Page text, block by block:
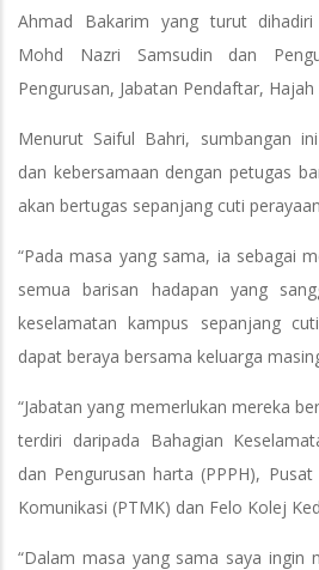
Ahmad Bakarim yang turut dihadiri
Mohd Nazri Samsudin dan
Pengurusan, Jabatan Pendaftar,
Menurut Saiful Bahri, sumbangan
dan kebersamaan dengan petugas
akan bertugas sepanjang cuti
“Pada masa yang sama, ia sebagai
semua barisan hadapan yang
keselamatan kampus sepanjang
dapat beraya bersama keluarga
“Jabatan yang memerlukan mereka
terdiri daripada Bahagian
dan Pengurusan harta (PPPH),
Komunikasi (PTMK) dan Felo Kolej
“Dalam masa yang sama saya ingin